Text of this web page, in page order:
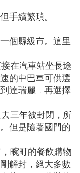
手續繁瑣。
個縣級市。這里
在汽車站坐長途
的中巴車可供選
達瑞麗，再選擇
三年被封閉，所
但是隨著國門的
畹町的餐飲購物
解封，絕大多數